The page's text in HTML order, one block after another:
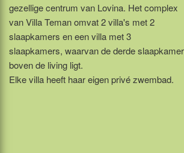
gezellige centrum van Lovina. Het complex
van Villa Teman omvat 2 villa's met 2
slaapkamers en een villa met 3
slaapkamers, waarvan de derde slaapkamer
boven de living ligt.
Elke villa heeft haar eigen privé zwembad.